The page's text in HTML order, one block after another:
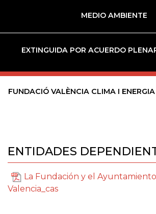
MEDIO AMBIENTE
EXTINGUIDA POR ACUERDO
FUNDACIÓ VALÈNCIA CLIMA I ENERGIA
ENTIDADES
La Fundación y el
Valencia_cas